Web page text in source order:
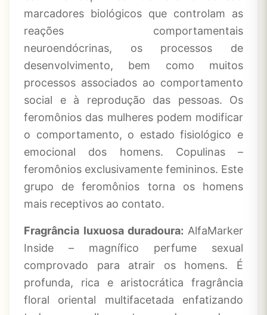
marcadores biológicos que controlam as
reações comportamentais
neuroendócrinas, os processos de
desenvolvimento, bem como muitos
processos associados ao comportamento
social e à reprodução das pessoas. Os
feromônios das mulheres podem modificar
o comportamento, o estado fisiológico e
emocional dos homens. Copulinas –
feromônios exclusivamente femininos. Este
grupo de feromônios torna os homens
mais receptivos ao contato.
Fragrância luxuosa duradoura: AlfaMarker
Inside – magnífico perfume sexual
comprovado para atrair os homens. É
profunda, rica e aristocrática fragrância
floral oriental multifacetada enfatizando